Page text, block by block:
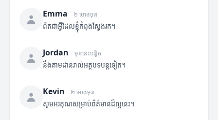
Emma ២ ម៉ោងមុន
ពិតជាអ្វីដែលខ្ញុំកំពុងស្វែងរក។
Jordan មុននេះបន្តិច
នឹងតាមដានរាល់អត្ថបទបន្តទៀត។
Kevin ២ ម៉ោងមុន
សូមអរគុណសម្រាប់ព័ត៌មានដ៏ល្អនេះ។